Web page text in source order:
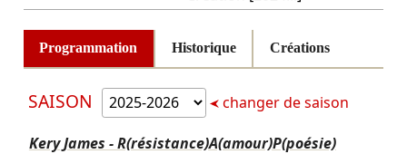
Programmation Historique Créations
SAISON changer de saison
Kery James - R(résistance)A(amour)P(poésie)